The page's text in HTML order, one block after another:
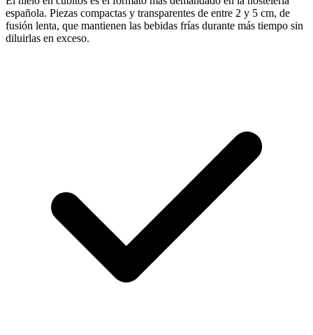
española. Piezas compactas y transparentes de entre 2 y 5 cm, de
fusión lenta, que mantienen las bebidas frías durante más tiempo sin
diluirlas en exceso.